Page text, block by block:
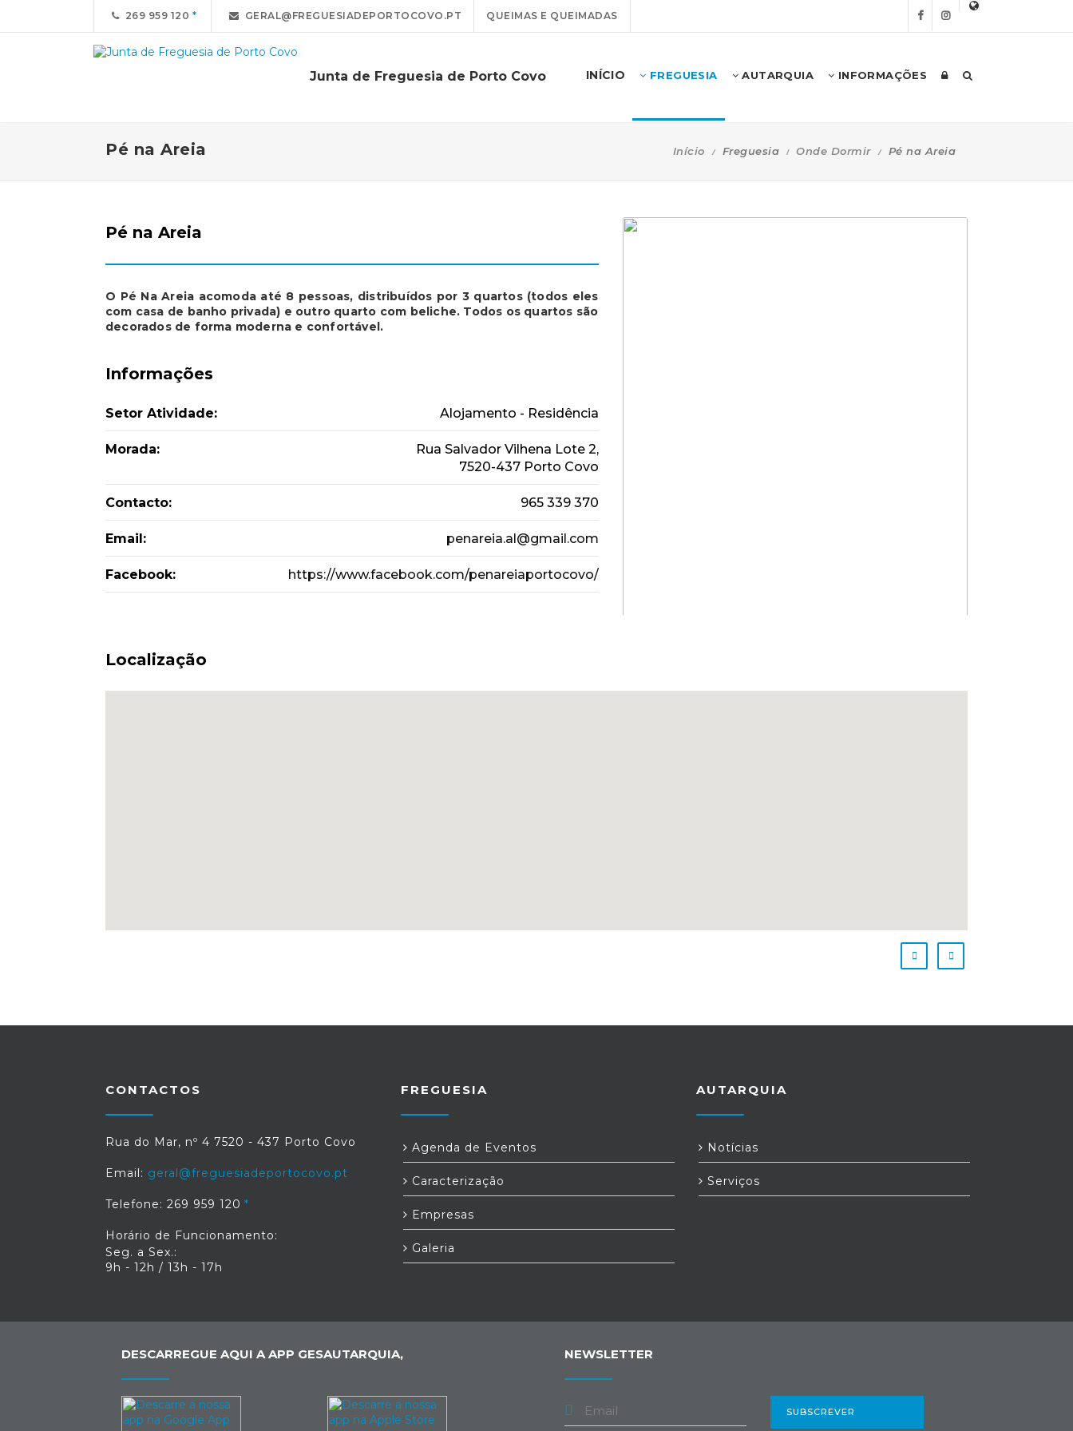
269 959 120 GERAL@FREGUESIADEPORTOCOVO.PT QUEIMAS E QUEIMADAS
Junta de Freguesia de Porto Covo INÍCIO FREGUESIA AUTARQUIA INFORMAÇÕES
Pé na Areia Início Freguesia Onde Dormir Pé na Areia
Pé na Areia
O Pé Na Areia acomoda até 8 pessoas, distribuídos por 3 quartos (todos eles
com casa de banho privada) e outro quarto com beliche. Todos os quartos são
decorados de forma moderna e confortável.
Informações
Setor Atividade: Alojamento - Residência
Morada:
Rua Salvador Vilhena Lote 2,
7520-437 Porto Covo
Contacto: 965 339 370
Email: penareia.al@gmail.com
Facebook: https://www.facebook.com/penareiaportocovo/
Localização
CONTACTOS
Rua do Mar, nº 4 7520 - 437 Porto Covo
Email: geral@freguesiadeportocovo.pt
Telefone: 269 959 120
Horário de Funcionamento:
Seg. a Sex.:
9h - 12h / 13h - 17h
FREGUESIA
Agenda de Eventos
Caracterização
Empresas
Galeria
AUTARQUIA
Notícias
Serviços
DESCARREGUE AQUI A APP GESAUTARQUIA, NEWSLETTER
SUBSCREVER